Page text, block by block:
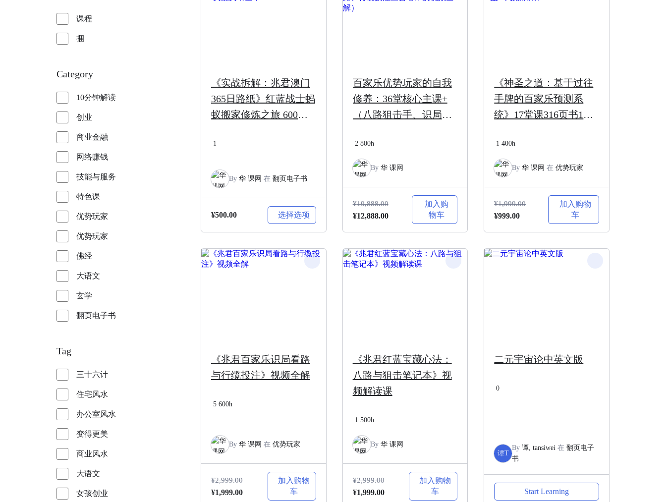
课程
捆
Category
10分钟解读
创业
商业金融
网络赚钱
技能与服务
特色课
优势玩家
优势玩家
佛经
大语文
玄学
翻页电子书
Tag
三十六计
住宅风水
办公室风水
变得更美
商业风水
大语文
女孩创业
《实战拆解：兆君澳门
365日路纸》红蓝战士蚂
蚁搬家修炼之旅 600页
1
By 华 课网 在 翻页电子书
¥500.00 选择选项
百家乐优势玩家的自我
修养：36堂核心主课+
（八路狙击手、识局看
的视频全解）
2 800h
By 华 课网
¥19,888.00
原
¥19,888.00。
¥12,888.00当
格
为：
加入购
物车
《神圣之道：基于过往
手牌的百家乐预测系
统》17堂课316页书1个
1 400h
By华 课网 在优势玩家
¥1,999.00
原
¥1,999.00。
¥999.00当
格
加入购物
车
《兆君百家乐识局看路
与行缆投注》视频全解
5 600h
By 华 课网 在 优势玩家
¥2,999.00
原
¥1,999.00当
加入购物
车
《兆君红蓝宝藏心法：
八路与狙击笔记本》视
频解读课
1 500h
By 华 课网
¥2,999.00
原
¥1,999.00当
加入购物
车
二元宇宙论中英文版
0
谭T
By谭, tansiwei 在翻页电子
书
Start Learning